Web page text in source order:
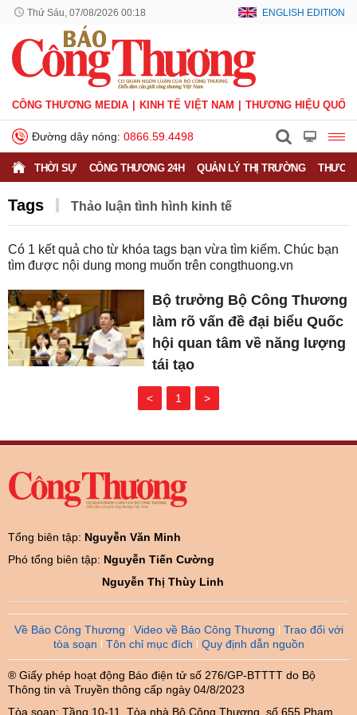
Thứ Sáu, 07/08/2026 00:18 ENGLISH EDITION
CÔNG THƯƠNG MEDIA KINH TẾ VIỆT NAM THƯƠNG HIỆU QUỐC
Đường dây nóng: 0866.59.4498
THỜI SỰ CÔNG THƯƠNG 24H QUẢN LÝ THỊ TRƯỜNG
Tags Thảo luận tình hình kinh tế
Có 1 kết quả cho từ khóa tags bạn vừa tìm kiếm. Chúc bạn
tìm được nội dung mong muốn trên congthuong.vn
Bộ trưởng Bộ Công Thương
làm rõ vấn đề đại biểu Quốc
hội quan tâm về năng lượng
tái tạo
< 1 >
Tổng biên tập: Nguyễn Văn Minh
Phó tổng biên tập: Nguyễn Tiến Cường
Nguyễn Thị Thùy Linh
Về Báo Công Thương Video về Báo Công Thương
Trao đổi với
tòa soạn
Tôn chỉ mục đích Quy định dẫn nguồn
® Giấy phép hoạt động Báo điện tử số 276/GP-BTTTT do Bộ
Thông tin và Truyền thông cấp ngày 04/8/2023
Tòa soạn: Tầng 10-11, Tòa nhà Bộ Công Thương, số 655 Phạm